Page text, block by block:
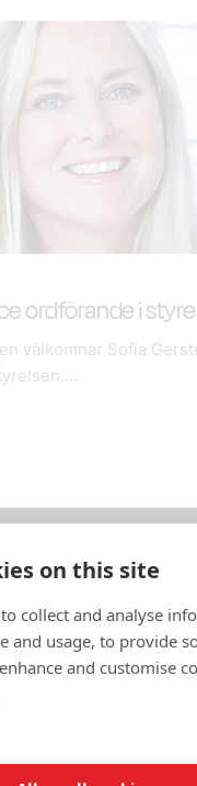
ordförande i
välkomnar Sofia
on this site
collect and analyse
and usage, to provide
and customise